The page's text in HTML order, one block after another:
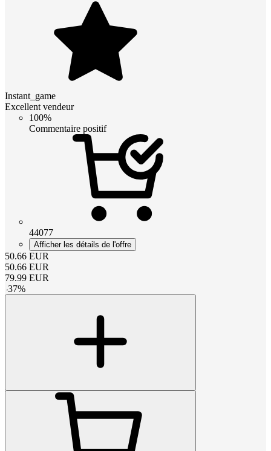
Instant_game
Excellent vendeur
100%
Commentaire positif
44077
Afficher les détails de l'offre
50.66 EUR
50.66 EUR
79.99 EUR
-37%